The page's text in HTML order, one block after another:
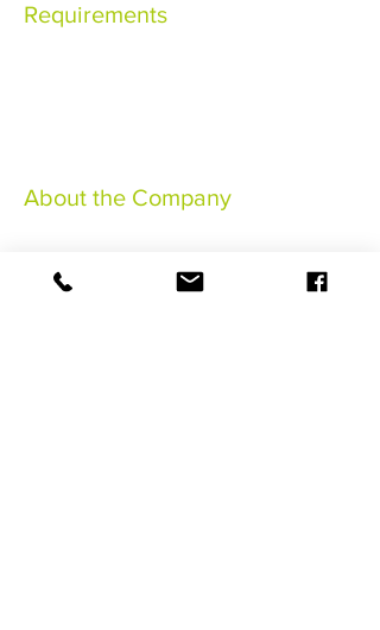
Requirements
About the Company
Rechtliche Hinweise